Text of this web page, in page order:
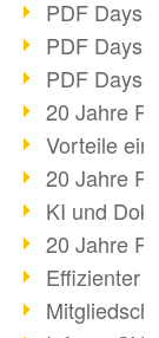
PDF Days
PDF Days
PDF Days
20 Jahre
Vorteile
20 Jahre
KI und
20 Jahre
Effizienter